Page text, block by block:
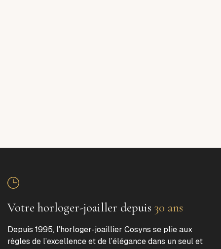
Votre horloger-joailler depuis 30 ans
Depuis 1995, l’horloger-joaillier Cosyns se plie aux
règles de l’excellence et de l’élégance dans un seul et